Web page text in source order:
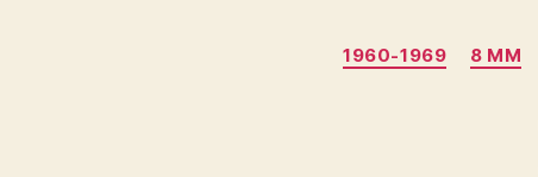
1960-1969 8 MM